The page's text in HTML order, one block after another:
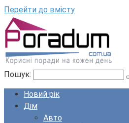
Перейти до вмісту
Пошук:
Новий рік
Дім
Авто